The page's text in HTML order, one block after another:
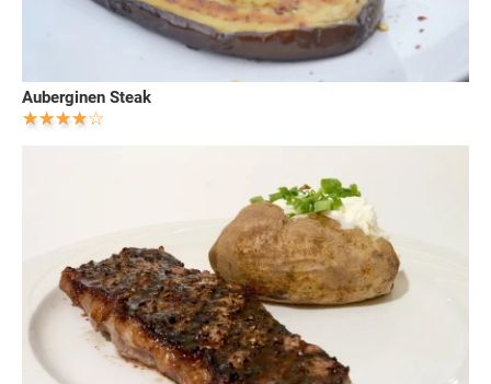
Auberginen Steak